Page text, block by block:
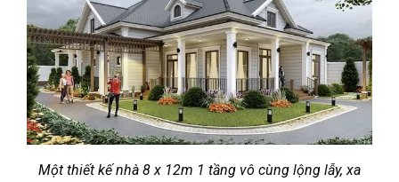
Một thiết kế nhà 8 x 12m 1 tầng vô cùng lộng lẫy, xa